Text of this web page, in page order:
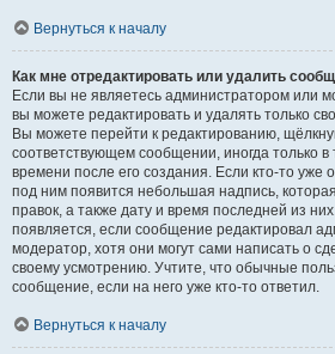
Вернуться к началу
Как мне отредактировать или удалить
Если вы не являетесь администратором или
вы можете редактировать и удалять только
Вы можете перейти к редактированию,
соответствующем сообщении, иногда только в
времени после его создания. Если кто-то уже
под ним появится небольшая надпись,
правок, а также дату и время последней из
появляется, если сообщение редактировал
модератор, хотя они могут сами написать о
своему усмотрению. Учтите, что обычные
сообщение, если на него уже кто-то ответил.
Вернуться к началу